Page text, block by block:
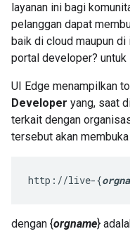
layanan ini bagi
pelanggan dapat
baik di cloud maupun
portal developer?
UI Edge menampilkan
Developer yang, saat
terkait dengan
tersebut akan
http://live-{
dengan {orgname}